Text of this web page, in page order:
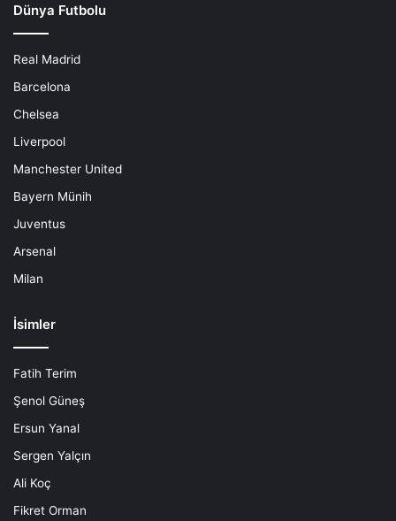
Dünya Futbolu
Real Madrid
Barcelona
Chelsea
Liverpool
Manchester United
Bayern Münih
Juventus
Arsenal
Milan
İsimler
Fatih Terim
Şenol Güneş
Ersun Yanal
Sergen Yalçın
Ali Koç
Fikret Orman